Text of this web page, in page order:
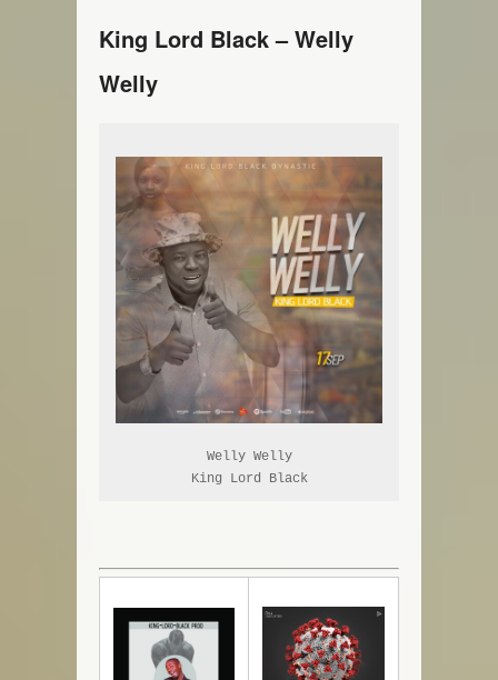
King Lord Black – Welly
Welly
Welly Welly
King Lord Black